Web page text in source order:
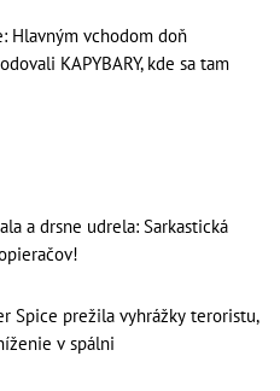
Hlavným vchodom doň
KAPYBARY, kde sa tam
a drsne udrela: Sarkastická
Spice prežila vyhrážky teroristu,
v spálni